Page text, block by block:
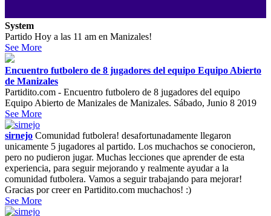
System
Partido Hoy a las 11 am en Manizales!
See More
Encuentro futbolero de 8 jugadores del equipo Equipo Abierto
de Manizales
Partidito.com - Encuentro futbolero de 8 jugadores del equipo
Equipo Abierto de Manizales de Manizales. Sábado, Junio 8 2019
See More
sirnejo Comunidad futbolera! desafortunadamente llegaron
unicamente 5 jugadores al partido. Los muchachos se conocieron,
pero no pudieron jugar. Muchas lecciones que aprender de esta
experiencia, para seguir mejorando y realmente ayudar a la
comunidad futbolera. Vamos a seguir trabajando para mejorar!
Gracias por creer en Partidito.com muchachos! :)
See More